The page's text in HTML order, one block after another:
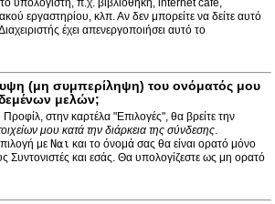
υπολογιστή, π.χ. βιβλιοθήκη, internet cafe,
εργαστηρίου, κλπ. Αν δεν μπορείτε να δείτε αυτό
έχει απενεργοποιήσει αυτό το
(μη συμπερίληψη) του ονόματός μου
μελών;
στην καρτέλα "Επιλογές", θα βρείτε την
μου κατά την διάρκεια της σύνδεσης.
με Ναι και το όνομά σας θα είναι ορατό μόνο
Συντονιστές και εσάς. Θα υπολογίζεστε ως μη ορατό